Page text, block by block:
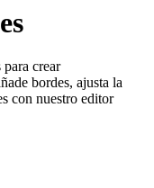
para crear
bordes, ajusta la
con nuestro editor